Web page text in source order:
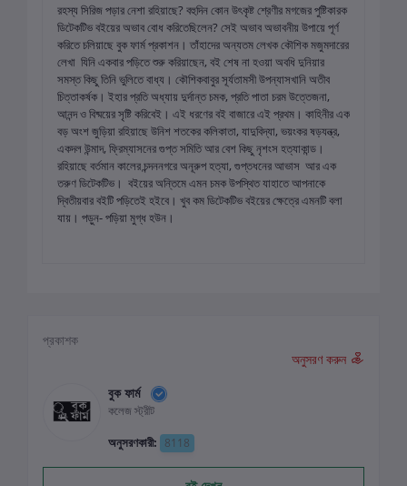
রহস্য সিরিজ পড়ার নেশা রহিয়াছে? বহুদিন কোন উৎকৃষ্ট শ্রেণীর মগজের পুষ্টিকারক
ডিটেকটিভ বইয়ের অভাব বোধ করিতেছিলেন? সেই অভাব অভাবনীয় উপায়ে পূর্ণ
করিতে চলিয়াছে বুক ফার্ম প্রকাশন। তাঁহাদের অন্যতম লেখক কৌশিক মজুমদারের
লেখা যিনি একবার পড়িতে শুরু করিয়াছেন, বই শেষ না হওয়া অবধি দুনিয়ার
সমস্ত কিছু তিনি ভুলিতে বাধ্য। কৌশিকবাবুর সূর্যতামসী উপন্যাসখানি অতীব
চিত্তাকর্ষক। ইহার প্রতি অধ্যায় দুর্দান্ত চমক, প্রতি পাতা চরম উত্তেজনা,
আনন্দ ও বিষ্ময়ের সৃষ্টি করিবেই। এই ধরণের বই বাজারে এই প্রথম। কাহিনীর এক
বড় অংশ জুড়িয়া রহিয়াছে উনিশ শতকের কলিকাতা, যাদুবিদ্যা, ভয়ংকর ষড়যন্ত্র,
একদল উন্মাদ, ফ্রিম্যাসনের গুপ্ত সমিতি আর বেশ কিছু নৃশংস হত্যাকান্ড।
রহিয়াছে বর্তমান কালের চন্দননগরে অনূরুপ হত্যা, গুপ্তধনের আভাস আর এক
তরুণ ডিটেকটিভ। বইয়ের অন্তিমে এমন চমক উপস্থিত যাহাতে আপনাকে
দ্বিতীয়বার বইটি পড়িতেই হইবে। খুব কম ডিটেকটিভ বইয়ের ক্ষেত্রে এমনটি বলা
যায়। পড়ুন- পড়িয়া মুগ্ধ হউন।
প্রকাশক
অনুসরণ করুন
বুক ফার্ম
কলেজ স্ট্রীট
অনুসরণকারী: 8118